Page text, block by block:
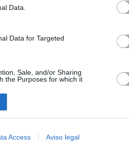
Data.
Data for Targeted
Sale, and/or Sharing
the Purposes for which it
Access Aviso legal
por los nuevos
Italia tras el rechazo de
por la crisis de Ceuta
que llegan desde Italia
del otro